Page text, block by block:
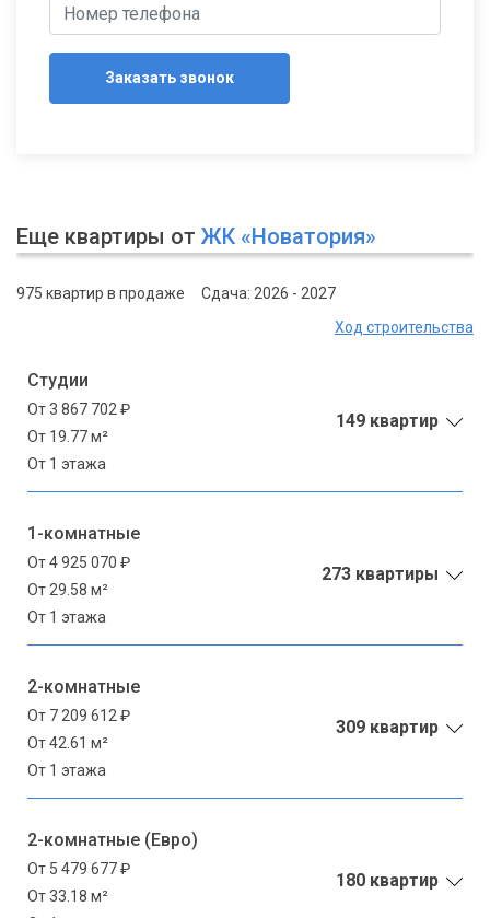
Заказать звонок
Еще квартиры от ЖК «Новатория»
975 квартир в продаже
Сдача: 2026 - 2027
Ход строительства
Студии
От 3 867 702 ₽
От 19.77 м²
От 1 этажа
149 квартир
1-комнатные
От 4 925 070 ₽
От 29.58 м²
От 1 этажа
273 квартиры
2-комнатные
От 7 209 612 ₽
От 42.61 м²
От 1 этажа
309 квартир
2-комнатные (Евро)
От 5 479 677 ₽
От 33.18 м²
180 квартир